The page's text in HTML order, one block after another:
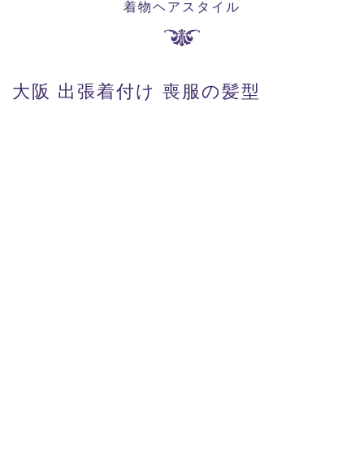
着物ヘアスタイル
大阪 出張着付け 喪服の髪型